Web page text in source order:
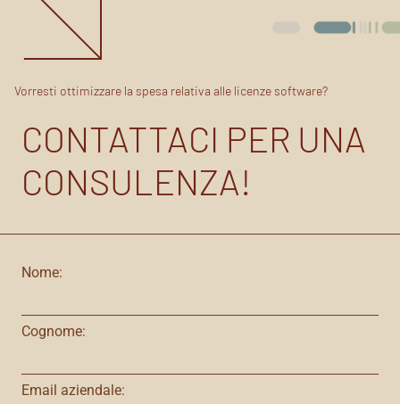
Vorresti ottimizzare la spesa relativa alle licenze software?
CONTATTACI PER UNA
CONSULENZA!
Nome:
Cognome:
Email aziendale: